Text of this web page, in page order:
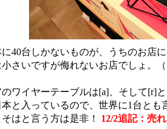
40台しかないものが、うちのお店に
さいですが侮れないお店でしょ。（
ワイヤーテーブルは[a]、そして[r]
と入っているので、世界に1台とも
はと言う方は是非！ 12/2追記：売